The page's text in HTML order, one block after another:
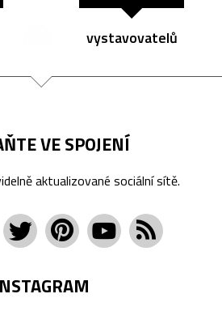
vystavovatelů
VE SPOJENÍ
aktualizované sociální sítě.